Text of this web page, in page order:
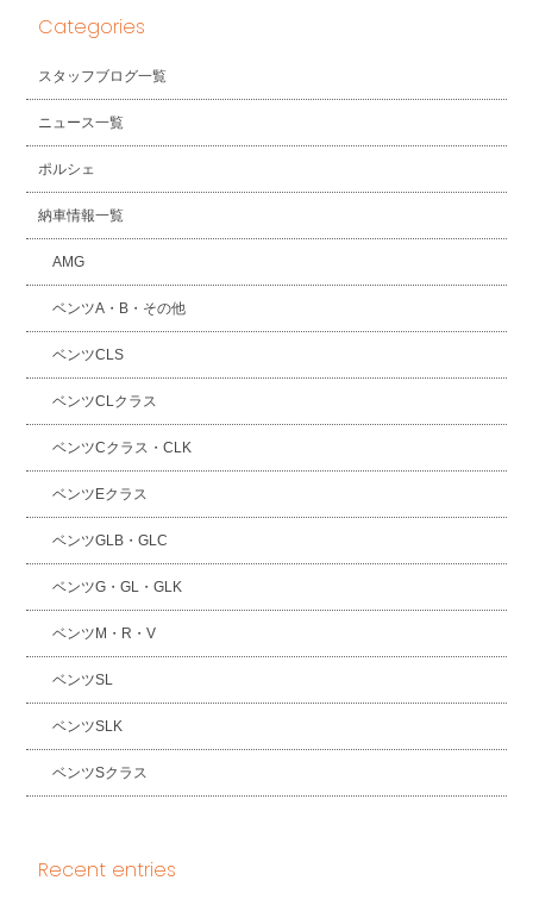
Categories
スタッフブログ一覧
ニュース一覧
ポルシェ
納車情報一覧
AMG
ベンツA・B・その他
ベンツCLS
ベンツCLクラス
ベンツCクラス・CLK
ベンツEクラス
ベンツGLB・GLC
ベンツG・GL・GLK
ベンツM・R・V
ベンツSL
ベンツSLK
ベンツSクラス
Recent entries